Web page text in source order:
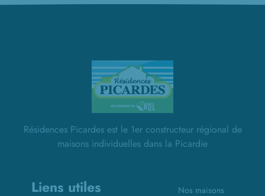
Résidences Picardes est le 1er constructeur régional de
maisons individuelles dans la Picardie
Liens utiles
Nos maisons